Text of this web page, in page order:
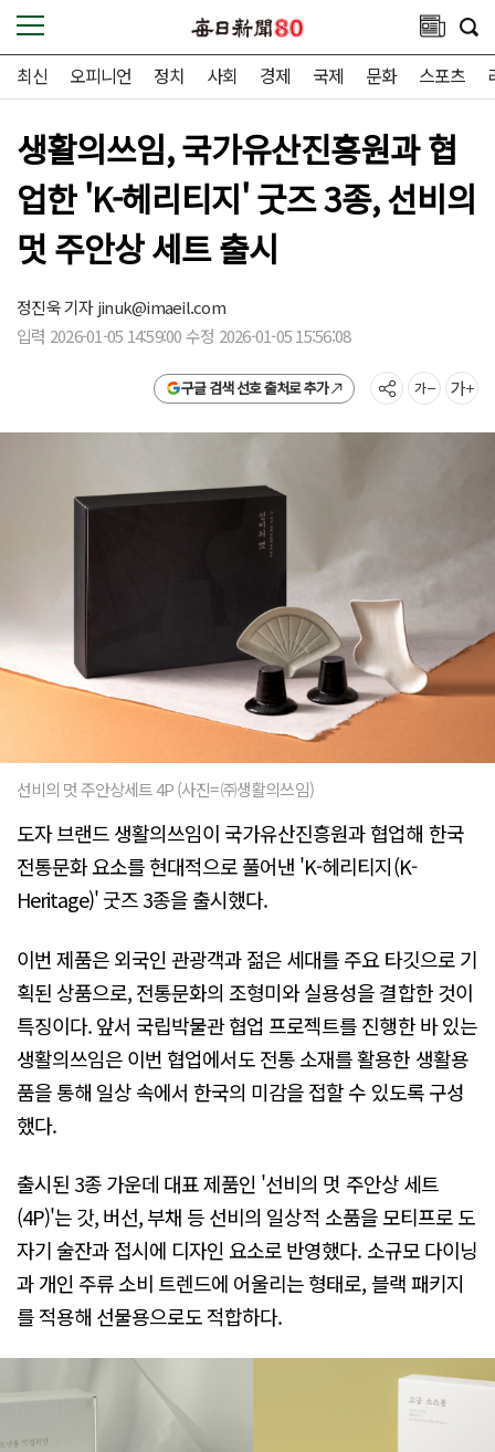
최신 오피니언 정치 사회 경제 국제 문화 스포츠
생활의쓰임, 국가유산진흥원과 협
업한 'K-헤리티지' 굿즈 3종, 선비의
멋 주안상 세트 출시
정진욱 기자jinuk@imaeil.com
입력 2026-01-05 14:59:00 수정 2026-01-05 15:56:08
구글 검색 선호 출처로 추가
선비의 멋 주안상세트 4P (사진= ㈜생활의쓰임)
도자 브랜드 생활의쓰임이 국가유산진흥원과 협업해 한국
전통문화 요소를 현대적으로 풀어낸 'K-헤리티지(K-
Heritage)' 굿즈 3종을 출시했다.
이번 제품은 외국인 관광객과 젊은 세대를 주요 타깃으로 기
획된 상품으로, 전통문화의 조형미와 실용성을 결합한 것이
특징이다. 앞서 국립박물관 협업 프로젝트를 진행한 바 있는
생활의쓰임은 이번 협업에서도 전통 소재를 활용한 생활용
품을 통해 일상 속에서 한국의 미감을 접할 수 있도록 구성
했다.
출시된 3종 가운데 대표 제품인 '선비의 멋 주안상 세트
(4P)'는 갓, 버선, 부채 등 선비의 일상적 소품을 모티프로 도
자기 술잔과 접시에 디자인 요소로 반영했다. 소규모 다이닝
과 개인 주류 소비 트렌드에 어울리는 형태로, 블랙 패키지
를 적용해 선물용으로도 적합하다.